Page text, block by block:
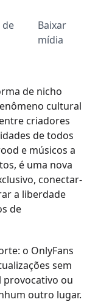
de
Baixar
mídia
de nicho
cultural
criadores
de todos
e músicos a
é uma nova
conectar-
a liberdade
de
o OnlyFans
sem
provocativo ou
outro lugar.